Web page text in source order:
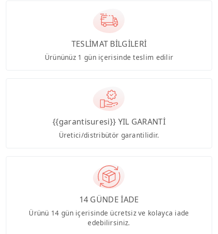
TESLİMAT BİLGİLERİ
Ürününüz 1 gün içerisinde teslim edilir
{{garantisuresi}} YIL GARANTİ
Üretici/distribütör garantilidir.
14 GÜNDE İADE
Ürünü 14 gün içerisinde ücretsiz ve kolayca iade
edebilirsiniz.